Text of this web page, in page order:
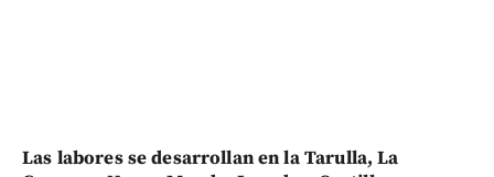
Las labores se desarrollan en la Tarulla, La